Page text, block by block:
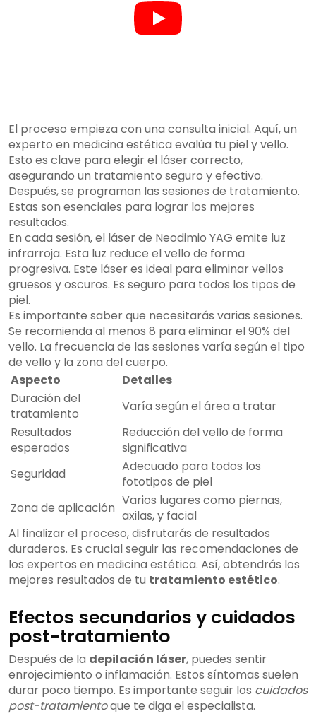
El proceso empieza con una consulta inicial. Aquí, un
experto en medicina estética evalúa tu piel y vello.
Esto es clave para elegir el láser correcto,
asegurando un tratamiento seguro y efectivo.
Después, se programan las sesiones de tratamiento.
Estas son esenciales para lograr los mejores
resultados.
En cada sesión, el láser de Neodimio YAG emite luz
infrarroja. Esta luz reduce el vello de forma
progresiva. Este láser es ideal para eliminar vellos
gruesos y oscuros. Es seguro para todos los tipos de
piel.
Es importante saber que necesitarás varias sesiones.
Se recomienda al menos 8 para eliminar el 90% del
vello. La frecuencia de las sesiones varía según el tipo
de vello y la zona del cuerpo.
Aspecto
Detalles
Duración del
tratamiento
Varía según el área a tratar
Resultados
esperados
Reducción del vello de forma
significativa
Seguridad
Adecuado para todos los
fototipos de piel
Zona de aplicación Varios lugares como piernas,
axilas, y facial
Al finalizar el proceso, disfrutarás de resultados
duraderos. Es crucial seguir las recomendaciones de
los expertos en medicina estética. Así, obtendrás los
mejores resultados de tu tratamiento estético.
Efectos secundarios y cuidados
post-tratamiento
Después de la depilación láser, puedes sentir
enrojecimiento o inflamación. Estos síntomas suelen
durar poco tiempo. Es importante seguir los cuidados
post-tratamientoque te diga el especialista.